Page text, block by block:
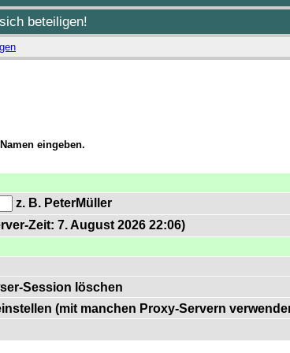
beteiligen!
eingeben.
z. B. PeterMüller
Zeit: 7. August 2026 22:06)
Session löschen
(mit manchen Proxy-Servern